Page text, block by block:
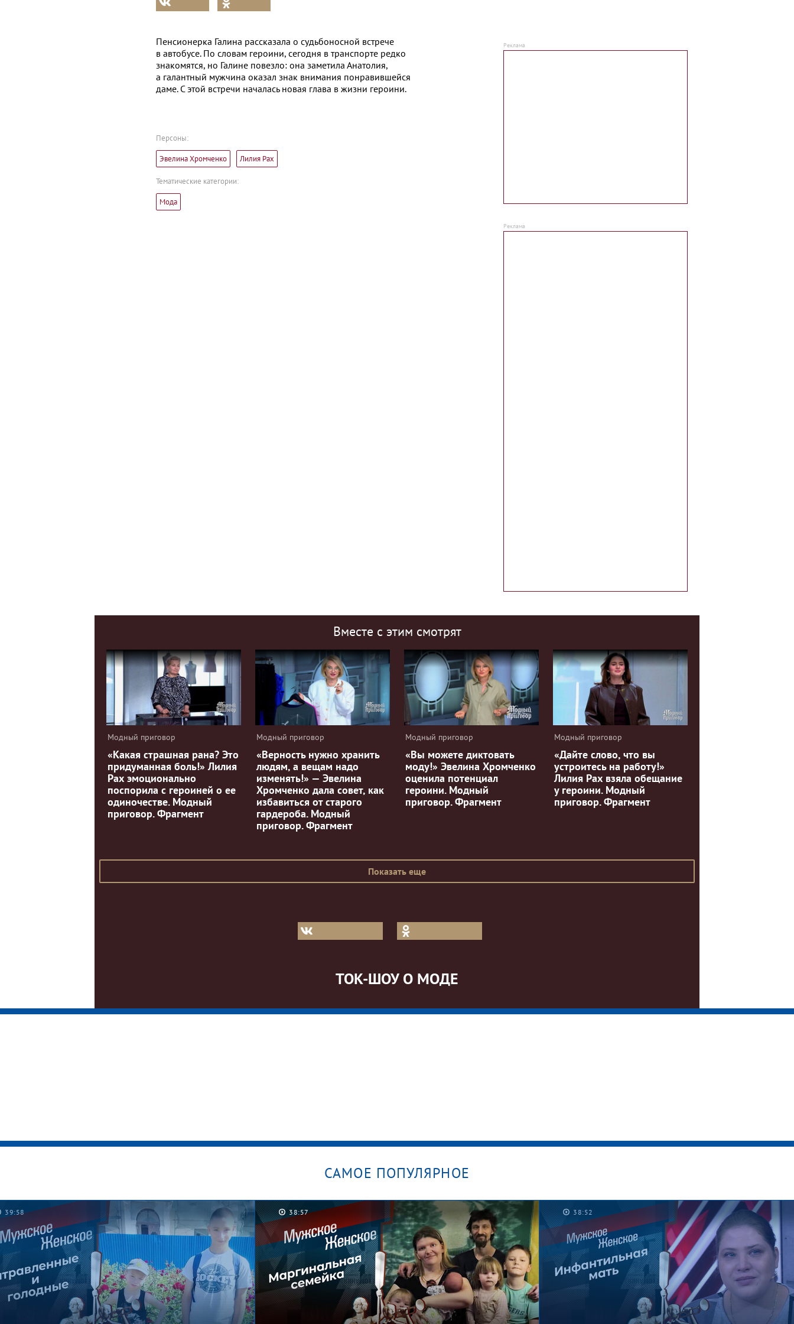
Пенсионерка Галина рассказала о судьбоносной встрече
в автобусе. По словам героини, сегодня в транспорте редко
знакомятся, но Галине повезло: она заметила Анатолия,
а галантный мужчина оказал знак внимания понравившейся
даме. С этой встречи началась новая глава в жизни героини.
Персоны:
Эвелина Хромченко Лилия Рах
Тематические категории:
Мода
Вместе с этим смотрят
Модный приговор
«Какая страшная рана? Это
придуманная боль!» Лилия
Рах эмоционально
поспорила с героиней о ее
одиночестве. Модный
приговор. Фрагмент
Модный приговор
«Верность нужно хранить
людям, а вещам надо
изменять!» — Эвелина
Хромченко дала совет, как
избавиться от старого
гардероба. Модный
приговор. Фрагмент
Модный приговор
«Вы можете диктовать
моду!» Эвелина Хромченко
оценила потенциал
героини. Модный
приговор. Фрагмент
Модный приговор
«Дайте слово, что вы
устроитесь на работу!»
Лилия Рах взяла обещание
у героини. Модный
приговор. Фрагмент
Показать еще
ТОК-ШОУ О МОДЕ
САМОЕ ПОПУЛЯРНОЕ
39:58 38:57 38:52